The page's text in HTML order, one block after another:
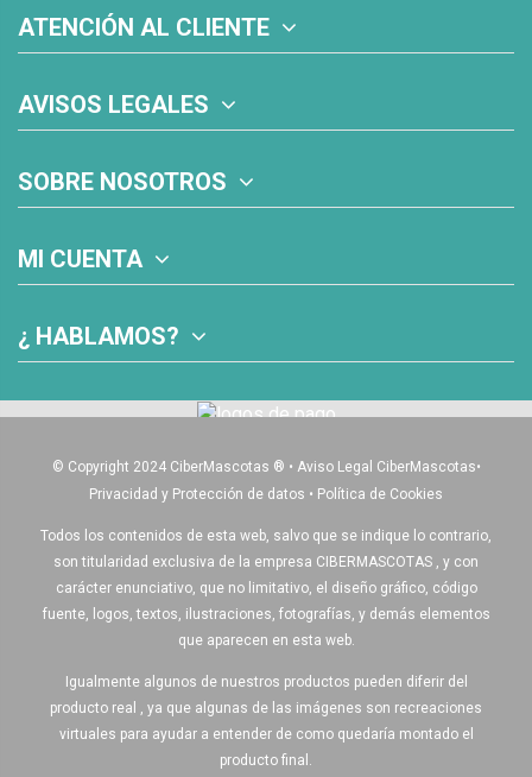
ATENCIÓN AL CLIENTE
AVISOS LEGALES
SOBRE NOSOTROS
MI CUENTA
¿ HABLAMOS?
© Copyright 2024 CiberMascotas ® • Aviso Legal CiberMascotas•
Privacidad y Protección de datos • Política de Cookies
Todos los contenidos de esta web, salvo que se indique lo contrario,
son titularidad exclusiva de la empresa CIBERMASCOTAS , y con
carácter enunciativo, que no limitativo, el diseño gráfico, código
fuente, logos, textos, ilustraciones, fotografías, y demás elementos
que aparecen en esta web.
Igualmente algunos de nuestros productos pueden diferir del
producto real , ya que algunas de las imágenes son recreaciones
virtuales para ayudar a entender de como quedaría montado el
producto final.